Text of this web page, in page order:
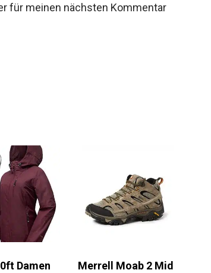
für meinen nächsten Kommentar
Damen
Merrell Moab 2 Mid